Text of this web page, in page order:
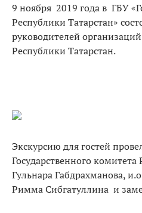
9 ноября 2019 года в ГБУ
Республики Татарстан»
руководителей
Республики Татарстан.
Экскурсию для гостей
Государственного
Гульнара Габдрахманова,
Римма Сибгатуллина и